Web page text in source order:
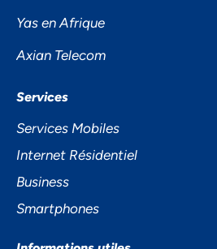
Yas en Afrique
Axian Telecom
Services
Services Mobiles
Internet Résidentiel
Business
Smartphones
PRIVÉE